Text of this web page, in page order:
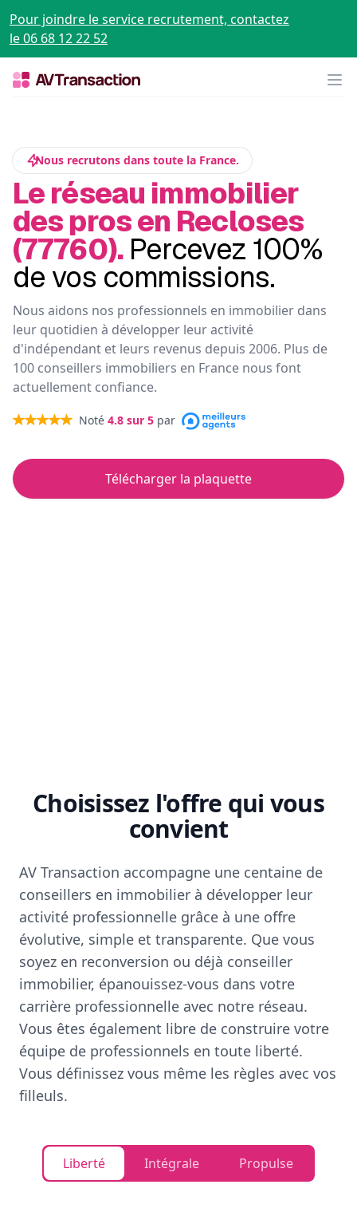
Pour joindre le service recrutement, contactez
le 06 68 12 22 52
Nous recrutons dans toute la France.
Le réseau immobilier
des pros en Recloses
(77760). Percevez 100%
de vos commissions.
Nous aidons nos professionnels en immobilier dans
leur quotidien à développer leur activité
d'indépendant et leurs revenus depuis 2006. Plus de
100 conseillers immobiliers en France nous font
actuellement confiance.
Noté 4.8 sur 5 par
Télécharger la plaquette
Choisissez l'offre qui vous
convient
AV Transaction accompagne une centaine de
conseillers en immobilier à développer leur
activité professionnelle grâce à une offre
évolutive, simple et transparente. Que vous
soyez en reconversion ou déjà conseiller
immobilier, épanouissez-vous dans votre
carrière professionnelle avec notre réseau.
Vous êtes également libre de construire votre
équipe de professionnels en toute liberté.
Vous définissez vous même les règles avec vos
filleuls.
Liberté Intégrale Propulse